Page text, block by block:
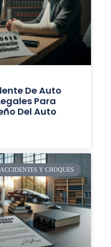
De Auto
Para
Del Auto
ACCIDENTES Y CHOQUES